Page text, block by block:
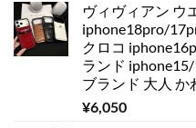
ヴィヴィアン ウ
iphone18pro/
クロコ
ランド
ブランド 大人 か
¥6,050